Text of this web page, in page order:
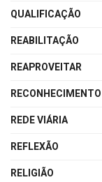
QUALIFICAÇÃO
REABILITAÇÃO
REAPROVEITAR
RECONHECIMENTO
REDE VIÁRIA
REFLEXÃO
RELIGIÃO